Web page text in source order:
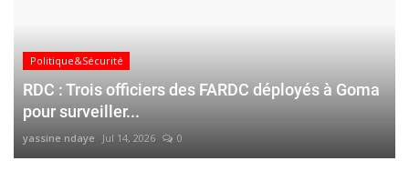
Politique&Sécurité
RDC : Trois officiers des FARDC déployés à Goma
pour surveiller...
yassine ndaye Jul 14, 2026 0